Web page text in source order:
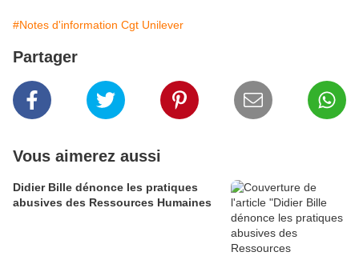
#Notes d'information Cgt Unilever
Partager
Vous aimerez aussi
Didier Bille dénonce les pratiques
abusives des Ressources Humaines